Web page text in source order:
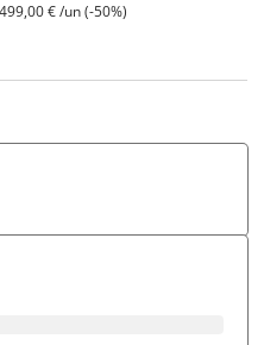
€ /un (-50%)